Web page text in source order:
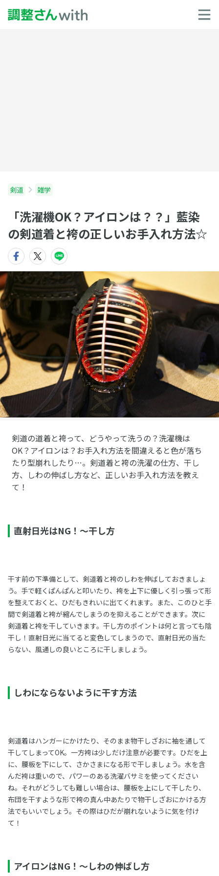
剣道 雑学
「洗濯機OK？アイロンは？？」藍染
の剣道着と袴の正しいお手入れ方法☆
剣道の道着と袴って、どうやって洗うの？洗濯機は
OK？アイロンは？お手入れ方法を間違えると色が落ち
たり型崩れしたり…。剣道着と袴の洗濯の仕方、干し
方、しわの伸ばし方など、正しいお手入れ方法を教え
て！
直射日光はNG！～干し方
干す前の下準備として、剣道着と袴のしわを伸ばしておきましょ
う。手で軽くぱんぱんと叩いたり、袴を上下に優しく引っ張って形
を整えておくと、ひだもきれいに出てくれます。また、このひと手
間で剣道着と袴が縮んでしまうのを抑えることができます。次に
剣道着と袴を干していきます。干し方のポイントは何と言っても陰
干し！直射日光に当てると変色してしまうので、直射日光の当た
らない、風通しの良いところに干しましょう。
しわにならないように干す方法
剣道着はハンガーにかけたり、そのまま物干しざおに袖を通して
干してしまってOK。一方袴は少しだけ注意が必要です。ひだを上
に、腰板を下にして、さかさまになる形で干しましょう。水を含
んだ袴は重いので、パワーのある洗濯バサミを使ってください
ね。それがどうしても難しい場合は、腰板を上にして干したり、
布団を干すような形で袴の真ん中あたりで物干しざおにかける方
法でもいいでしょう。その際はひだが崩れないように気を付け
て！
アイロンはNG！～しわの伸ばし方